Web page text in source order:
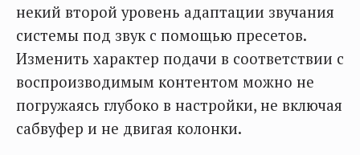
некий второй уровень адаптации звучания
системы под звук с помощью пресетов.
Изменить характер подачи в соответствии с
воспроизводимым контентом можно не
погружаясь глубоко в настройки, не включая
сабвуфер и не двигая колонки.